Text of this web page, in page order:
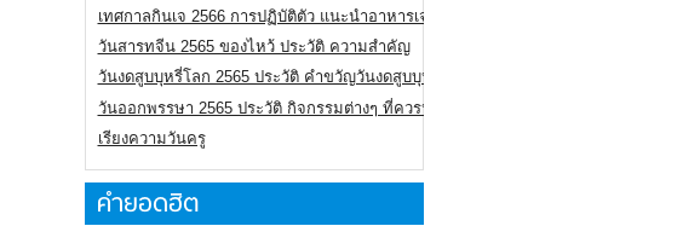
เทศกาลกินเจ 2566 การปฏิบัติตัว แนะนำอาหารเจ
วันสารทจีน 2565 ของไหว้ ประวัติ ความสำคัญ
วันงดสูบบุหรี่โลก 2565 ประวัติ คำขวัญวันงดสูบบุหรี่โลก
วันออกพรรษา 2565 ประวัติ กิจกรรมต่างๆ ที่ควรปฏิบัติ
เรียงความวันครู
คำยอดฮิต